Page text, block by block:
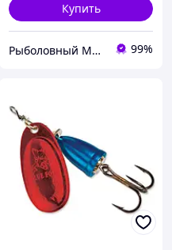
Купить
Рыболовный Магазин "Svit Primanki" 99%